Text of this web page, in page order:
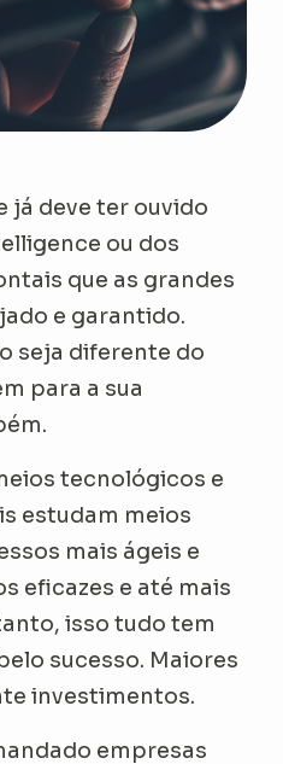
já deve ter ouvido
ou dos
que as grandes
e garantido.
seja diferente do
para a sua
tecnológicos e
estudam meios
mais ágeis e
eficazes e até mais
isso tudo tem
sucesso. Maiores
investimentos.
empresas